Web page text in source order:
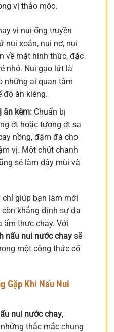
vị thảo mộc.
vì nui ống truyền
nui xoắn, nui nơ, nui
về mặt hình thức, đặc
nhỏ. Nui gạo lứt là
những ai quan tâm
độ ăn kiêng.
ăn kèm:Chuẩn bị
ớt hoặc tương ớt sa
nồng, đậm đà cho
vị. Một chút chanh
sẽ làm dậy mùi và
chỉ giúp bạn làm mới
khẳng định sự đa
ẩm thực chay. Với
nấu nui nước chay sẽ
một công thức cố
Gặp Khi Nấu Nui
nui nước chay,
thắc mắc chung